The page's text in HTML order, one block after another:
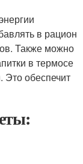
в рацион
Также можно
в термосе
Это обеспечит